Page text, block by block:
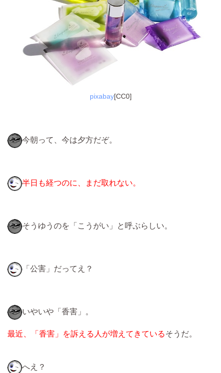
pixabay[CC0]
今朝って、今は夕方だぞ。
半日も経つのに、まだ取れない。
そうゆうのを「こうがい」と呼ぶらしい。
「公害」だってえ？
いやいや「香害」。
最近、「香害」を訴える人が増えてきているそうだ。
へえ？